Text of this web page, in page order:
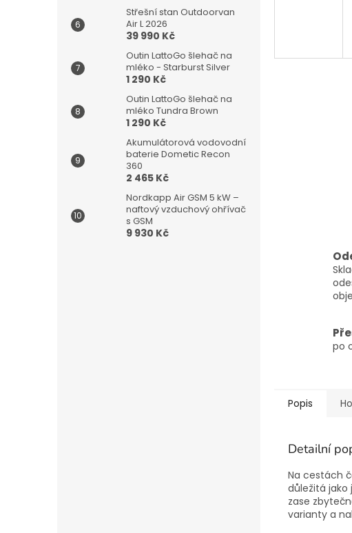
Střešní stan Outdoorvan
Air L 2026
39 990 Kč
Outin LattoGo šlehač na
mléko - Starburst Silver
1 290 Kč
Outin LattoGo šlehač na
mléko Tundra Brown
1 290 Kč
Akumulátorová vodovodní
baterie Dometic Recon
360
2 465 Kč
Nordkapp Air GSM 5 kW –
naftový vzduchový ohřívač
s GSM
9 930 Kč
po
Popis
Detailní
Na cestách
důležitá jako
zase
varianty a